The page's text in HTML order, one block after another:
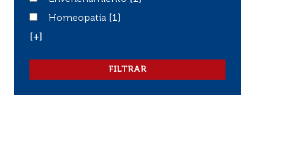
Homeopatía
Homeopatía
[1]
[+]